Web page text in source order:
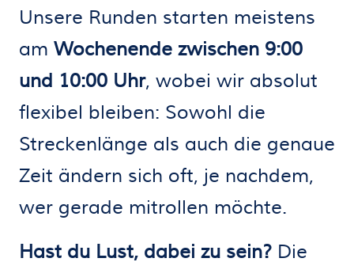
Unsere Runden starten meistens
am Wochenende zwischen 9:00
und 10:00 Uhr, wobei wir absolut
flexibel bleiben: Sowohl die
Streckenlänge als auch die genaue
Zeit ändern sich oft, je nachdem,
wer gerade mitrollen möchte.
Hast du Lust, dabei zu sein? Die